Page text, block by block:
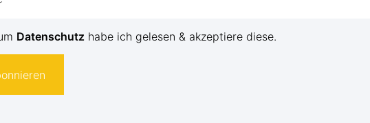
Datenschutz habe ich gelesen & akzeptiere diese.